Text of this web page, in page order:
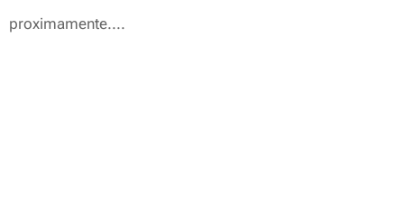
proximamente....